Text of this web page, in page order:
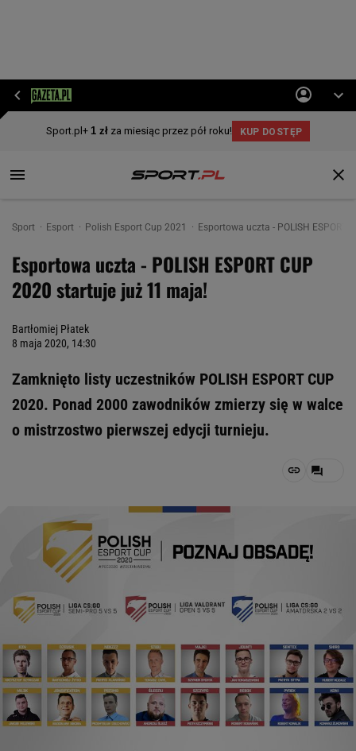
Sport Esport Polish Esport Cup 2021 Esportowa uczta - POLISH
Esportowa uczta - POLISH ESPORT CUP
2020 startuje już 11 maja!
Bartłomiej Płatek
8 maja 2020, 14:30
Zamknięto listy uczestników POLISH ESPORT CUP
2020. Ponad 2000 zawodników zmierzy się w walce
o mistrzostwo pierwszej edycji turnieju.